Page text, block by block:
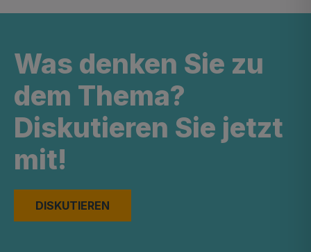
Was denken Sie zu
dem Thema?
Diskutieren Sie jetzt
mit!
DISKUTIEREN